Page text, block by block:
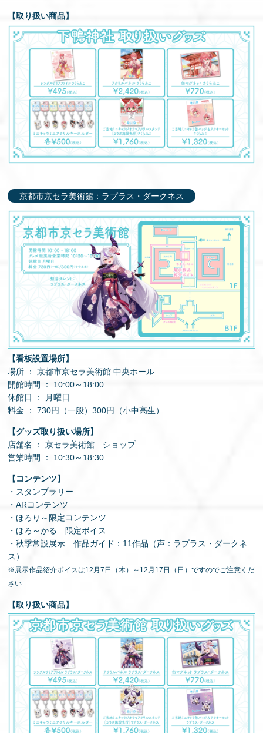
【取り扱い商品】
京都市京セラ美術館：ラプラス・ダークネス
【看板設置場所】
場所 ： 京都市京セラ美術館 中央ホール
開館時間 ： 10:00～18:00
休館日 ： 月曜日
料金 ： 730円（一般）300円（小中高生）
【グッズ取り扱い場所】
店舗名 ： 京セラ美術館 ショップ
営業時間 ： 10:30～18:30
【コンテンツ】
・スタンプラリー
・ARコンテンツ
・ほろり～限定コンテンツ
・ほろ～かる 限定ボイス
・秋季常設展示 作品ガイド：11作品（声：ラプラス・ダークネ
ス）
※展示作品紹介ボイスは12月7日（木）～12月17日（日）ですのでご注意くだ
さい
【取り扱い商品】